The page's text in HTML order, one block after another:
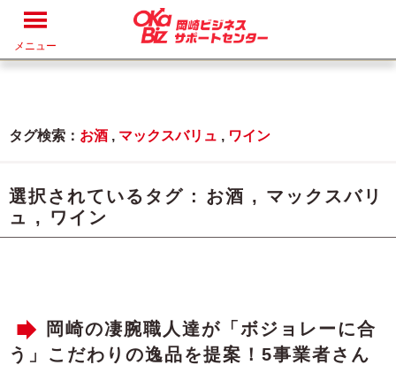
メニュー
タグ検索： お酒 , マックスバリュ , ワイン
選択されているタグ : お酒 , マックスバリ
ュ , ワイン
岡崎の凄腕職人達が「ボジョレーに合
う」こだわりの逸品を提案！5事業者さん